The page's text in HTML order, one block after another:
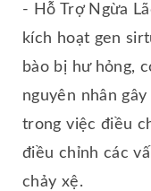
- Hỗ Trợ Ngừa
kích hoạt gen
bào bị hư hỏng,
nguyên nhân
trong việc điều
điều chỉnh các
chảy xệ.